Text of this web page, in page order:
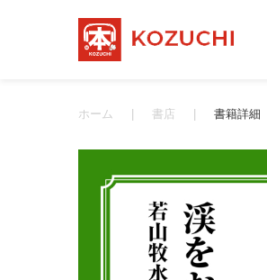
ホーム 書店 書籍詳細